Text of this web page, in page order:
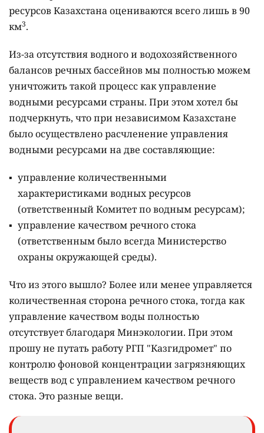
ресурсов Казахстана оцениваются всего лишь в 90
км3.
Из-за отсутствия водного и водохозяйственного
балансов речных бассейнов мы полностью можем
уничтожить такой процесс как управление
водными ресурсами страны. При этом хотел бы
подчеркнуть, что при независимом Казахстане
было осуществлено расчленение управления
водными ресурсами на две составляющие:
управление количественными
характеристиками водных ресурсов
(ответственный Комитет по водным ресурсам);
управление качеством речного стока
(ответственным было всегда Министерство
охраны окружающей среды).
Что из этого вышло? Более или менее управляется
количественная сторона речного стока, тогда как
управление качеством воды полностью
отсутствует благодаря Минэкологии. При этом
прошу не путать работу РГП "Казгидромет" по
контролю фоновой концентрации загрязняющих
веществ вод с управлением качеством речного
стока. Это разные вещи.